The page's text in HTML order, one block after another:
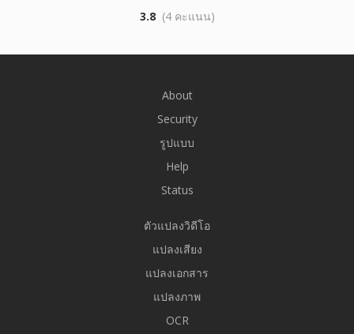
3.8 (4 คะแนน)
About
Security
รูปแบบ
Help
Status
ตัวแปลงวิดีโอ
แปลงเสียง
แปลงเอกสาร
แปลงภาพ
OCR